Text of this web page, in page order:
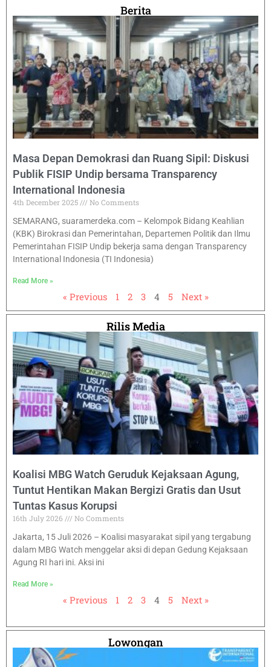
Berita
Masa Depan Demokrasi dan Ruang Sipil: Diskusi
Publik FISIP Undip bersama Transparency
International Indonesia
4th December 2025
No Comments
SEMARANG, suaramerdeka.com – Kelompok Bidang Keahlian
(KBK) Birokrasi dan Pemerintahan, Departemen Politik dan Ilmu
Pemerintahan FISIP Undip bekerja sama dengan Transparency
International Indonesia (TI Indonesia)
Read More »
« Previous 1 2 3 4 5 Next »
Rilis Media
Koalisi MBG Watch Geruduk Kejaksaan Agung,
Tuntut Hentikan Makan Bergizi Gratis dan Usut
Tuntas Kasus Korupsi
16th July 2026
No Comments
Jakarta, 15 Juli 2026 – Koalisi masyarakat sipil yang tergabung
dalam MBG Watch menggelar aksi di depan Gedung Kejaksaan
Agung RI hari ini. Aksi ini
Read More »
« Previous 1 2 3 4 5 Next »
Lowongan